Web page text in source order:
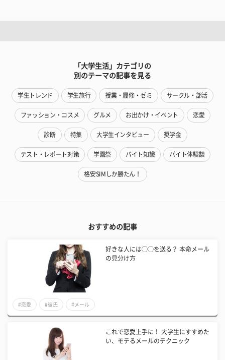
「大学生活」カテゴリの
別のテーマの記事を見る
学生トレンド 学生旅行 授業・履修・ゼミ サークル・部活
ファッション・コスメ グルメ お出かけ・イベント 恋愛
診断 特集 大学生インタビュー 奨学金
テスト・レポート対策 学園祭 バイト知識 バイト体験談
格安SIMしか勝たん！
おすすめの記事
好きな人には◯◯を送る？ 本命メール
の見分け方
#恋愛 #彼氏 #メール
これで恋愛上手に！ 大学生にすすめた
い、モテるメールのテクニック